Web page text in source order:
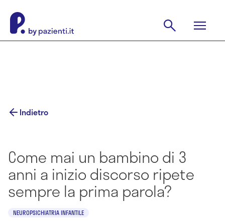
Indietro
Come mai un bambino di 3
anni a inizio discorso ripete
sempre la prima parola?
NEUROPSICHIATRIA INFANTILE